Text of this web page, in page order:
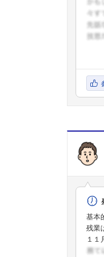
基本
残業
１１